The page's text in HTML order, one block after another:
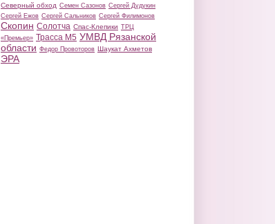
Северный обход Семен Сазонов Сергей Дудукин
Сергей Ежов Сергей Сальников Сергей Филимонов
Скопин Солотча Спас-Клепики ТРЦ
«Премьер» Трасса М5 УМВД Рязанской
области Федор Провоторов Шаукат Ахметов
ЭРА